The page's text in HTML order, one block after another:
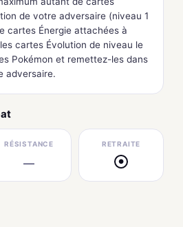
de votre adversaire (niveau 1
cartes Énergie attachées à
cartes Évolution de niveau le
Pokémon et remettez-les dans
adversaire.
RÉSISTANCE
—
RETRAITE
●